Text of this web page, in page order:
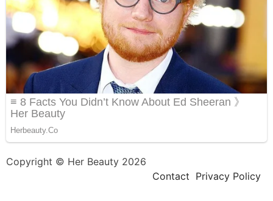
Copyright © Her Beauty 2026
Contact Privacy Policy